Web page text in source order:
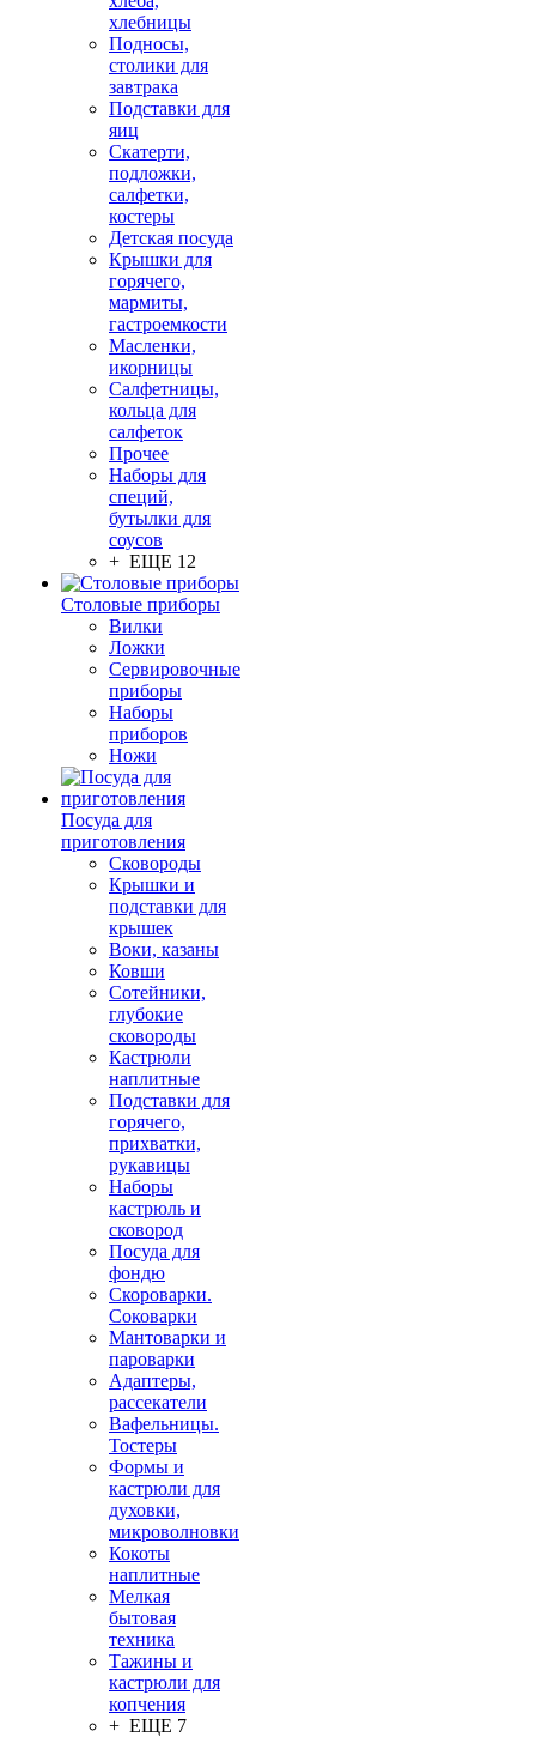
хлебницы
Подносы,
столики для
завтрака
Подставки для
яиц
Скатерти,
подложки,
салфетки,
костеры
Детская посуда
Крышки для
горячего,
мармиты,
гастроемкости
Масленки,
икорницы
Салфетницы,
кольца для
салфеток
Прочее
Наборы для
специй,
бутылки для
соусов
+ ЕЩЕ 12
Столовые приборы
Вилки
Ложки
Сервировочные
приборы
Наборы
приборов
Ножи
Посуда для
приготовления
Сковороды
Крышки и
подставки для
крышек
Воки, казаны
Ковши
Сотейники,
глубокие
сковороды
Кастрюли
наплитные
Подставки для
горячего,
прихватки,
рукавицы
Наборы
кастрюль и
сковород
Посуда для
фондю
Скороварки.
Соковарки
Мантоварки и
пароварки
Адаптеры,
рассекатели
Вафельницы.
Тостеры
Формы и
кастрюли для
духовки,
микроволновки
Кокоты
наплитные
Мелкая
бытовая
техника
Тажины и
кастрюли для
копчения
+ ЕЩЕ 7